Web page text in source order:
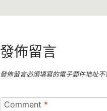
發佈留言
發佈留言必須填寫的電子郵件地址不
Comment *